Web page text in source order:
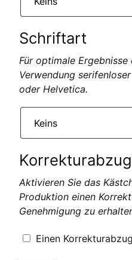
Schriftart
Für optimale
Verwendung
oder Helvetica.
Korrekturabzug
Aktivieren Sie das
Produktion einen
Genehmigung zu
Einen